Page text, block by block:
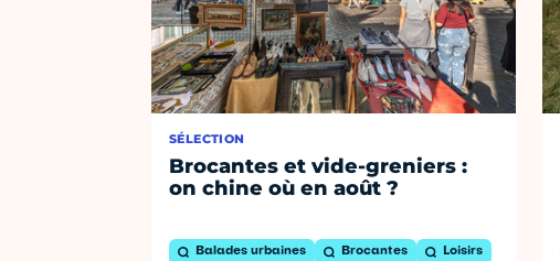
SÉLECTION
Brocantes et vide-greniers :
on chine où en août ?
Balades urbaines Brocantes Loisirs